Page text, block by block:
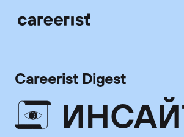
Careerist Digest